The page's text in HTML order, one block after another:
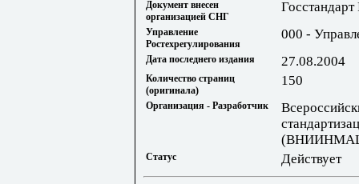
Документ внесен
организацией СНГ
Госстандарт
Управление
Ростехрегулирования
000 -
Дата последнего издания 27.08.2004
Количество страниц
(оригинала)
150
Организация - Разработчик
Статус Действует